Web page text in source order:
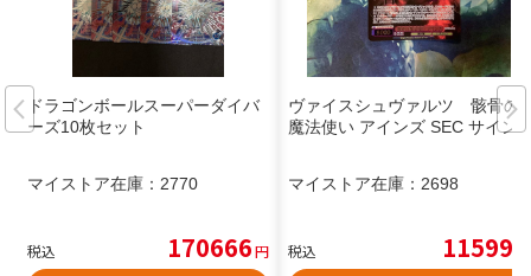
ドラゴンボールスーパーダイバ
ーズ10枚セット
マイストア在庫： 2770
税込 170666円
ヴァイスシュヴァルツ 骸骨の
魔法使い アインズ SEC サイン
マイストア在庫： 2698
税込 11599